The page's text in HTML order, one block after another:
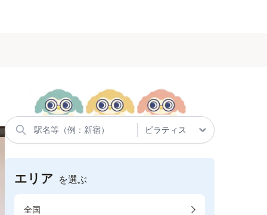
エリア を選ぶ
全国